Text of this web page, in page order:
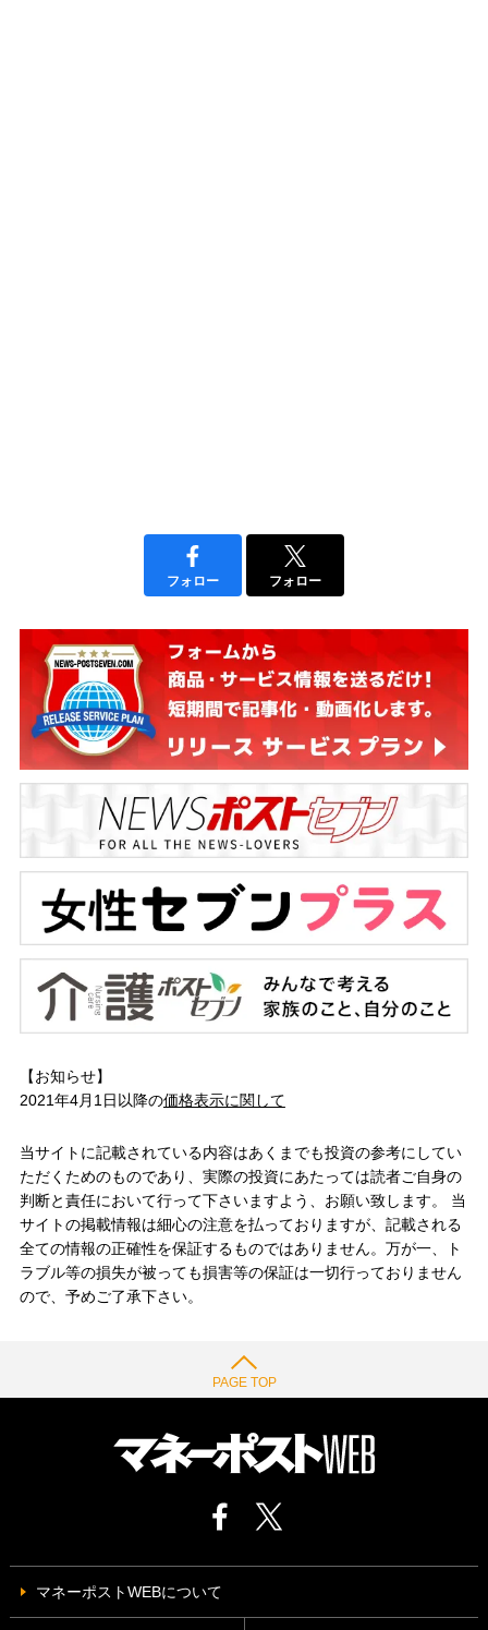
フォロー フォロー
【お知らせ】
2021年4月1日以降の価格表示に関して
当サイトに記載されている内容はあくまでも投資の参考にしてい
ただくためのものであり、実際の投資にあたっては読者ご自身の
判断と責任において行って下さいますよう、お願い致します。 当
サイトの掲載情報は細心の注意を払っておりますが、記載される
全ての情報の正確性を保証するものではありません。万が一、ト
ラブル等の損失が被っても損害等の保証は一切行っておりません
ので、予めご了承下さい。
PAGE TOP
マネーポストWEBについて